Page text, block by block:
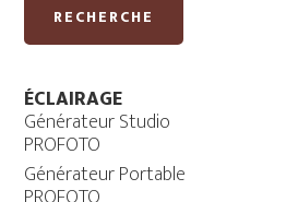
RECHERCHE
ÉCLAIRAGE
Générateur Studio
PROFOTO
Générateur Portable